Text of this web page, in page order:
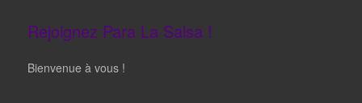
Rejoignez Para La Salsa !
Bienvenue à vous !